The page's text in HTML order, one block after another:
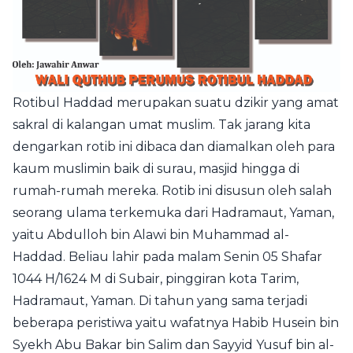
Rotibul Haddad merupakan suatu dzikir yang amat
sakral di kalangan umat muslim. Tak jarang kita
dengarkan rotib ini dibaca dan diamalkan oleh para
kaum muslimin baik di surau, masjid hingga di
rumah-rumah mereka. Rotib ini disusun oleh salah
seorang ulama terkemuka dari Hadramaut, Yaman,
yaitu Abdulloh bin Alawi bin Muhammad al-
Haddad. Beliau lahir pada malam Senin 05 Shafar
1044 H/1624 M di Subair, pinggiran kota Tarim,
Hadramaut, Yaman. Di tahun yang sama terjadi
beberapa peristiwa yaitu wafatnya Habib Husein bin
Syekh Abu Bakar bin Salim dan Sayyid Yusuf bin al-